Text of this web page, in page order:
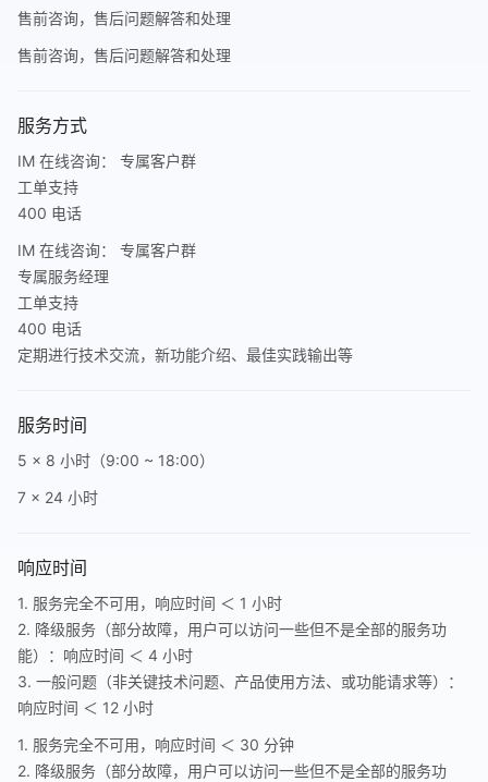
售前咨询，售后问题解答和处理
售前咨询，售后问题解答和处理
服务方式
IM 在线咨询： 专属客户群
工单支持
400 电话
IM 在线咨询： 专属客户群
专属服务经理
工单支持
400 电话
定期进行技术交流，新功能介绍、最佳实践输出等
服务时间
5 x 8 小时（9:00 ~ 18:00）
7 x 24 小时
响应时间
1. 服务完全不可用，响应时间 ＜ 1 小时
2. 降级服务（部分故障，用户可以访问一些但不是全部的服务功
能）：响应时间 ＜ 4 小时
3. 一般问题（非关键技术问题、产品使用方法、或功能请求等）：
响应时间 ＜ 12 小时
1. 服务完全不可用，响应时间 ＜ 30 分钟
2. 降级服务（部分故障，用户可以访问一些但不是全部的服务功